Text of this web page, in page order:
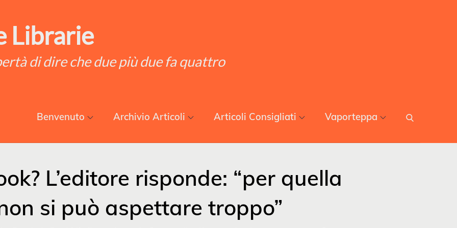
Librarie
di dire che due più due fa quattro
Benvenuto Archivio Articoli Articoli Consigliati Vaporteppa
L’editore risponde: “per quella
si può aspettare troppo”